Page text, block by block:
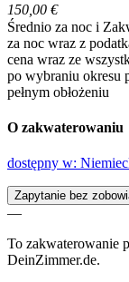
150,00 €
Średnio za noc i
za noc wraz z
cena wraz ze
po wybraniu okresu
pełnym obłożeniu
O zakwaterowaniu
dostępny w:
Zapytanie bez
—
To zakwaterowanie
DeinZimmer.de.